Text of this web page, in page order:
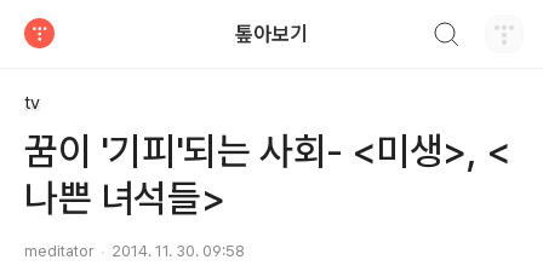
톺아보기
tv
꿈이 '기피'되는 사회- <미생>, <
나쁜 녀석들>
meditator 2014. 11. 30. 09:58